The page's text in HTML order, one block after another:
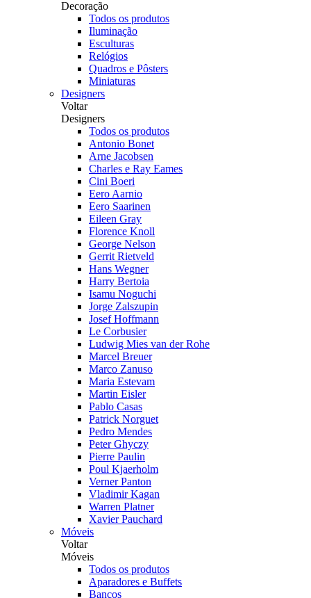
Decoração
Todos os produtos
Iluminação
Esculturas
Relógios
Quadros e Pôsters
Miniaturas
Designers
Voltar
Designers
Todos os produtos
Antonio Bonet
Arne Jacobsen
Charles e Ray Eames
Cini Boeri
Eero Aarnio
Eero Saarinen
Eileen Gray
Florence Knoll
George Nelson
Gerrit Rietveld
Hans Wegner
Harry Bertoia
Isamu Noguchi
Jorge Zalszupin
Josef Hoffmann
Le Corbusier
Ludwig Mies van der Rohe
Marcel Breuer
Marco Zanuso
Maria Estevam
Martin Eisler
Pablo Casas
Patrick Norguet
Pedro Mendes
Peter Ghyczy
Pierre Paulin
Poul Kjaerholm
Verner Panton
Vladimir Kagan
Warren Platner
Xavier Pauchard
Móveis
Voltar
Móveis
Todos os produtos
Aparadores e Buffets
Bancos